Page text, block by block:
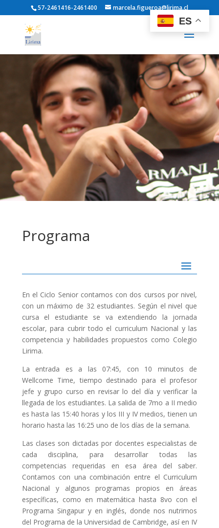
57-2461416-2461400 marcela.figueroa@lirima.cl
Programa
En el Ciclo Senior contamos con dos cursos por nivel,
con un máximo de 32 estudiantes. Según el nivel que
cursa el estudiante se va extendiendo la jornada
escolar, para cubrir todo el curriculum Nacional y las
competencia y habilidades propuestos como Colegio
Lirima.
La entrada es a las 07:45, con 10 minutos de
Wellcome Time, tiempo destinado para el profesor
jefe y grupo curso en revisar lo del día y verificar la
llegada de los estudiantes. La salida de 7mo a II medio
es hasta las 15:40 horas y los III y IV medios, tienen un
horario hasta las 16:25 uno de los días de la semana.
Las clases son dictadas por docentes especialistas de
cada disciplina, para desarrollar todas las
competencias requeridas en esa área del saber.
Contamos con una combinación entre el Curriculum
Nacional y algunos programas propios en áreas
específicas, como en matemática hasta 8vo con el
Programa Singapur y en inglés, donde nos nutrimos
del Programa de la Universidad de Cambridge, así en IV
ES